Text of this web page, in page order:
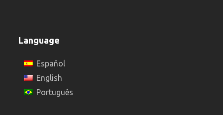
Language
Español
English
Português